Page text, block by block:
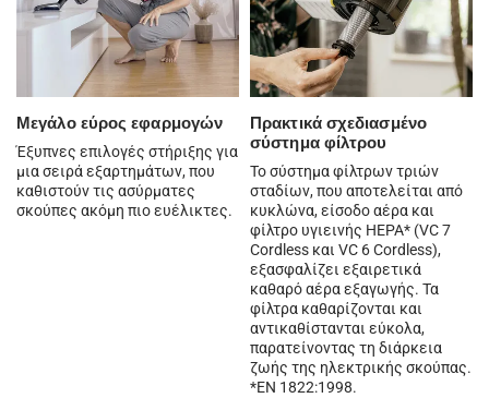
Μεγάλο εύρος εφαρμογών
Έξυπνες επιλογές στήριξης για
μια σειρά εξαρτημάτων, που
καθιστούν τις ασύρματες
σκούπες ακόμη πιο ευέλικτες.
Πρακτικά σχεδιασμένο
σύστημα φίλτρου
Το σύστημα φίλτρων τριών
σταδίων, που αποτελείται από
κυκλώνα, είσοδο αέρα και
φίλτρο υγιεινής HEPA* (VC 7
Cordless και VC 6 Cordless),
εξασφαλίζει εξαιρετικά
καθαρό αέρα εξαγωγής. Τα
φίλτρα καθαρίζονται και
αντικαθίστανται εύκολα,
παρατείνοντας τη διάρκεια
ζωής της ηλεκτρικής σκούπας.
*EN 1822:1998.